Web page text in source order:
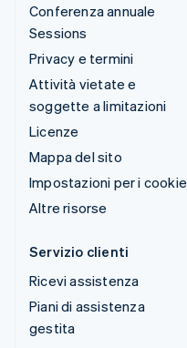
Conferenza annuale
Sessions
Privacy e termini
Attività vietate e
soggette a limitazioni
Licenze
Mappa del sito
Impostazioni per i cookie
Altre risorse
Servizio clienti
Ricevi assistenza
Piani di assistenza
gestita